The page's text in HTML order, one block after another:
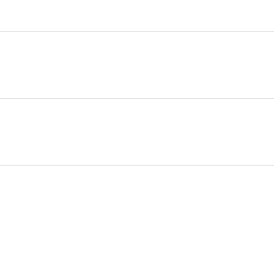
Emballage
Volume de la boîte extérieure